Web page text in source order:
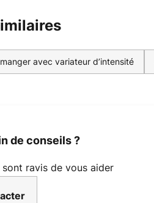
avec variateur d’intensité
de conseils ?
ravis de vous aider